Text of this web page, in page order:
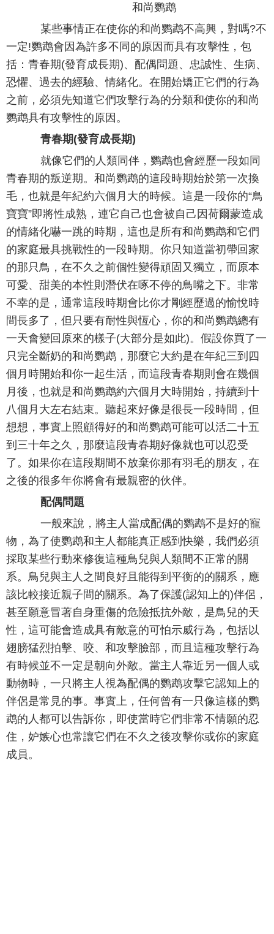
和尚鹦鹉
某些事情正在使你的和尚鹦鹉不高興，對嗎?不
一定!鹦鹉會因為許多不同的原因而具有攻擊性，包
括：青春期(發育成長期)、配偶問題、忠誠性、生病、
恐懼、過去的經驗、情緒化。在開始矯正它們的行為
之前，必須先知道它們攻擊行為的分類和使你的和尚
鹦鹉具有攻擊性的原因。
青春期(發育成長期)
就像它們的人類同伴，鹦鹉也會經歷一段如同
青春期的叛逆期。和尚鹦鹉的這段時期始於第一次換
毛，也就是年紀約六個月大的時候。這是一段你的“鳥
寶寶”即將性成熟，連它自己也會被自己因荷爾蒙造成
的情緒化嚇一跳的時期，這也是所有和尚鹦鹉和它們
的家庭最具挑戰性的一段時期。你只知道當初帶回家
的那只鳥，在不久之前個性變得頑固又獨立，而原本
可愛、甜美的本性則潛伏在啄不停的鳥嘴之下。非常
不幸的是，通常這段時期會比你才剛經歷過的愉悅時
間長多了，但只要有耐性與恆心，你的和尚鹦鹉總有
一天會變回原來的樣子(大部分是如此)。假設你買了一
只完全斷奶的和尚鹦鹉，那麼它大約是在年紀三到四
個月時開始和你一起生活，而這段青春期則會在幾個
月後，也就是和尚鹦鹉約六個月大時開始，持續到十
八個月大左右結束。聽起來好像是很長一段時間，但
想想，事實上照顧得好的和尚鹦鹉可能可以活二十五
到三十年之久，那麼這段青春期好像就也可以忍受
了。如果你在這段期間不放棄你那有羽毛的朋友，在
之後的很多年你將會有最親密的伙伴。
配偶問題
一般來說，將主人當成配偶的鹦鹉不是好的寵
物，為了使鹦鹉和主人都能真正感到快樂，我們必須
採取某些行動來修復這種鳥兒與人類間不正常的關
系。鳥兒與主人之間良好且能得到平衡的的關系，應
該比較接近親子間的關系。為了保護(認知上的)伴侶，
甚至願意冒著自身重傷的危險抵抗外敵，是鳥兒的天
性，這可能會造成具有敵意的可怕示威行為，包括以
翅膀猛烈拍擊、咬、和攻擊臉部，而且這種攻擊行為
有時候並不一定是朝向外敵。當主人靠近另一個人或
動物時，一只將主人視為配偶的鹦鹉攻擊它認知上的
伴侶是常見的事。事實上，任何曾有一只像這樣的鹦
鹉的人都可以告訴你，即使當時它們非常不情願的忍
住，妒嫉心也常讓它們在不久之後攻擊你或你的家庭
成員。